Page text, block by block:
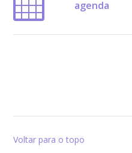
agenda
Voltar para o topo